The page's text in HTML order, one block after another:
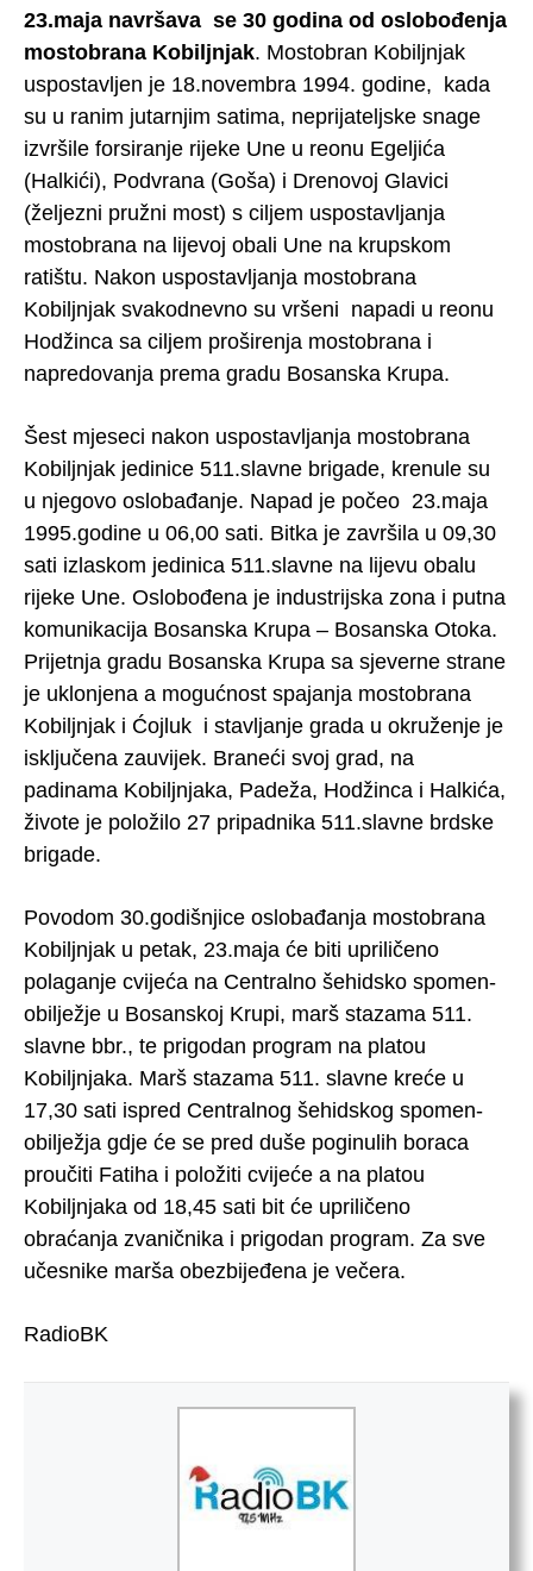
23.maja navršava se 30 godina od oslobođenja
mostobrana Kobiljnjak. Mostobran Kobiljnjak
uspostavljen je 18.novembra 1994. godine, kada
su u ranim jutarnjim satima, neprijateljske snage
izvršile forsiranje rijeke Une u reonu Egeljića
(Halkići), Podvrana (Goša) i Drenovoj Glavici
(željezni pružni most) s ciljem uspostavljanja
mostobrana na lijevoj obali Une na krupskom
ratištu. Nakon uspostavljanja mostobrana
Kobiljnjak svakodnevno su vršeni napadi u reonu
Hodžinca sa ciljem proširenja mostobrana i
napredovanja prema gradu Bosanska Krupa.
Šest mjeseci nakon uspostavljanja mostobrana
Kobiljnjak jedinice 511.slavne brigade, krenule su
u njegovo oslobađanje. Napad je počeo 23.maja
1995.godine u 06,00 sati. Bitka je završila u 09,30
sati izlaskom jedinica 511.slavne na lijevu obalu
rijeke Une. Oslobođena je industrijska zona i putna
komunikacija Bosanska Krupa – Bosanska Otoka.
Prijetnja gradu Bosanska Krupa sa sjeverne strane
je uklonjena a mogućnost spajanja mostobrana
Kobiljnjak i Ćojluk i stavljanje grada u okruženje je
isključena zauvijek. Braneći svoj grad, na
padinama Kobiljnjaka, Padeža, Hodžinca i Halkića,
živote je položilo 27 pripadnika 511.slavne brdske
brigade.
Povodom 30.godišnjice oslobađanja mostobrana
Kobiljnjak u petak, 23.maja će biti upriličeno
polaganje cvijeća na Centralno šehidsko spomen-
obilježje u Bosanskoj Krupi, marš stazama 511.
slavne bbr., te prigodan program na platou
Kobiljnjaka. Marš stazama 511. slavne kreće u
17,30 sati ispred Centralnog šehidskog spomen-
obilježja gdje će se pred duše poginulih boraca
proučiti Fatiha i položiti cvijeće a na platou
Kobiljnjaka od 18,45 sati bit će upriličeno
obraćanja zvaničnika i prigodan program. Za sve
učesnike marša obezbijeđena je večera.
RadioBK